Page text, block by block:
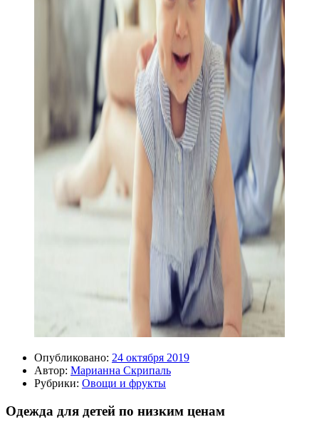
Опубликовано: 24 октября 2019
Автор: Марианна Скрипаль
Рубрики: Овощи и фрукты
Одежда для детей по низким ценам